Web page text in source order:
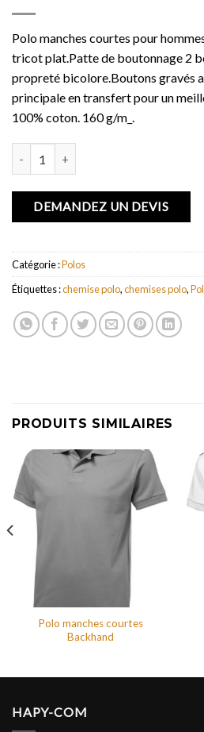
Polo manches courtes pour
tricot plat.Patte de boutonnage 2
propreté bicolore.Boutons gravés
principale en transfert pour un
100% coton. 160 g/m_.
DEMANDEZ UN DEVIS
Catégorie :Polos
Étiquettes :chemise polo,chemises polo,
PRODUITS SIMILAIRES
Polo manches courtes
Backhand
HAPY-COM